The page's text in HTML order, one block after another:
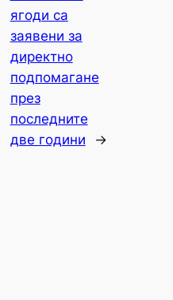
ягоди са
заявени за
директно
подпомагане
през
последните
две години
→